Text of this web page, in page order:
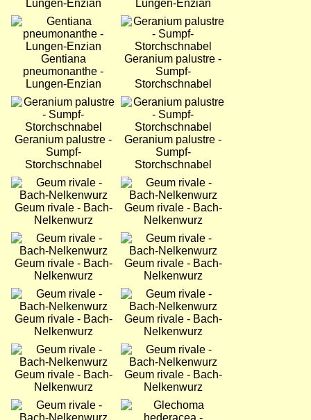
Lungen-Enzian
Lungen-Enzian
Bild
Gentiana
pneumonanthe -
Lungen-Enzian
Bild
Geranium palustre -
Sumpf-
Storchschnabel
Bild
Geranium palustre -
Sumpf-
Storchschnabel
Bild
Geranium palustre -
Sumpf-
Storchschnabel
Bild
Geum rivale - Bach-
Nelkenwurz
Bild
Geum rivale - Bach-
Nelkenwurz
Bild
Geum rivale - Bach-
Nelkenwurz
Bild
Geum rivale - Bach-
Nelkenwurz
Bild
Geum rivale - Bach-
Nelkenwurz
Bild
Geum rivale - Bach-
Nelkenwurz
Bild
Geum rivale - Bach-
Nelkenwurz
Bild
Geum rivale - Bach-
Nelkenwurz
Bild
Bild